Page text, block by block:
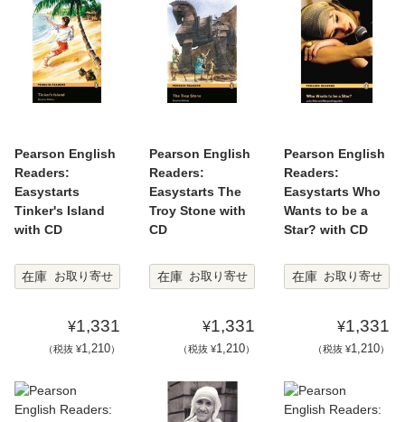
Pearson English
Readers:
Easystarts
Tinker's Island
with CD
在庫 お取り寄せ
¥1,331
（税抜 ¥1,210）
Pearson English
Readers:
Easystarts The
Troy Stone with
CD
在庫 お取り寄せ
¥1,331
（税抜 ¥1,210）
Pearson English
Readers:
Easystarts Who
Wants to be a
Star? with CD
在庫 お取り寄せ
¥1,331
（税抜 ¥1,210）